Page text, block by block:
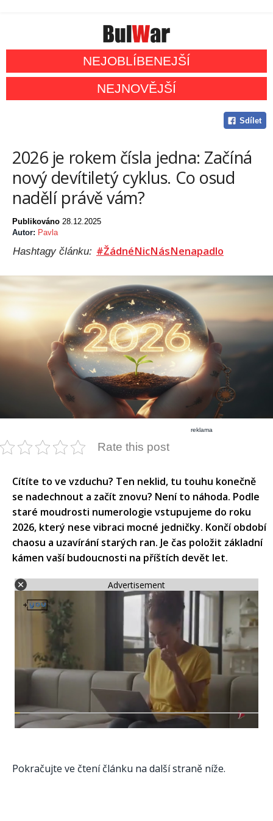
NEJOBLÍBENEJŠÍ
NEJNOVĚJŠÍ
Sdílet
2026 je rokem čísla jedna: Začíná
nový devítiletý cyklus. Co osud
nadělí právě vám?
Publikováno 28.12.2025
Autor: Pavla
Hashtagy článku: #ŽádnéNicNásNenapadlo
reklama
Rate this post
Cítíte to ve vzduchu? Ten neklid, tu touhu konečně
se nadechnout a začít znovu? Není to náhoda. Podle
staré moudrosti numerologie vstupujeme do roku
2026, který nese vibraci mocné jedničky. Končí období
chaosu a uzavírání starých ran. Je čas položit základní
kámen vaší budoucnosti na příštích devět let.
Advertisement
Pokračujte ve čtení článku na další straně níže.